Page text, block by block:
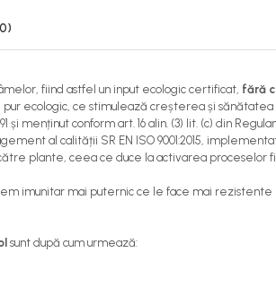
fiind astfel uninput ecologic certificat, fără
pur ecologic, ce stimulează creșterea și
și menținut conform art. 16 alin. (3) lit. (c) din
al calității SR EN ISO 9001:2015,
plante, ceea ce duce la activarea
imunitar mai puternic ce le face mai
sunt după cum urmează: